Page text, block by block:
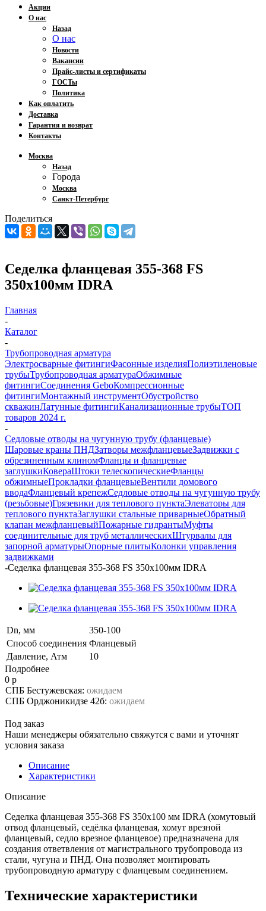
Акции
О нас
Назад
О нас
Новости
Вакансии
Прайс-листы и сертификаты
ГОСТы
Политика
Как оплатить
Доставка
Гарантия и возврат
Контакты
Москва
Назад
Города
Москва
Санкт-Петербург
Поделиться
Седелка фланцевая 355-368 FS
350х100мм IDRA
Главная
-
Каталог
-
Трубопроводная арматура
Электросварные фитингиФасонные изделияПолиэтиленовые
трубыТрубопроводная арматураОбжимные
фитингиСоединения GeboКомпрессионные
фитингиМонтажный инструментОбустройство
скважинЛатунные фитингиКанализационные трубыТОП
товаров 2024 г.
-
Седловые отводы на чугунную трубу (фланцевые)
Шаровые краны ПНДЗатворы межфланцевыеЗадвижки с
обрезиненным клиномФланцы и фланцевые
заглушкиКовераШтоки телескопическиеФланцы
обжимныеПрокладки фланцевыеВентили домового
вводаФланцевый крепежСедловые отводы на чугунную трубу
(резьбовые)Грязевики для теплового пунктаЭлеваторы для
теплового пунктаЗаглушки стальные приварныеОбратный
клапан межфланцевыйПожарные гидрантыМуфты
соединительные для труб металлическихШтурвалы для
запорной арматурыОпорные плитыКолонки управления
задвижками
-Седелка фланцевая 355-368 FS 350х100мм IDRA
Dn, мм
350-100
Способ соединения Фланцевый
Давление, Атм
10
Подробнее
0 р
СПБ Бестужевская: ожидаем
СПБ Орджоникидзе 42б: ожидаем
Под заказ
Наши менеджеры обязательно свяжутся с вами и уточнят
условия заказа
Описание
Характеристики
Описание
Седелка фланцевая 355-368 FS 350х100 мм IDRA (хомутовый
отвод фланцевый, седёлка фланцевая, хомут врезной
фланцевый, седло врезное фланцевое) предназначена для
создания ответвления от магистрального трубопровода из
стали, чугуна и ПНД. Она позволяет монтировать
трубопроводную арматуру с фланцевым соединением.
Технические характеристики